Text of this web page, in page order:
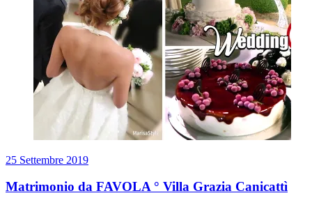
25 Settembre 2019
Matrimonio da FAVOLA ° Villa Grazia Canicattì